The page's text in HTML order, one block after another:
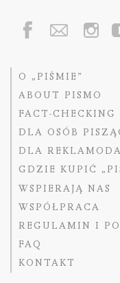
O „PIŚMIE”
ABOUT PISMO
FACT-CHECKING
DLA OSÓB
DLA
GDZIE KUPIĆ
WSPIERAJĄ NAS
WSPÓŁPRACA
REGULAMIN I
FAQ
KONTAKT